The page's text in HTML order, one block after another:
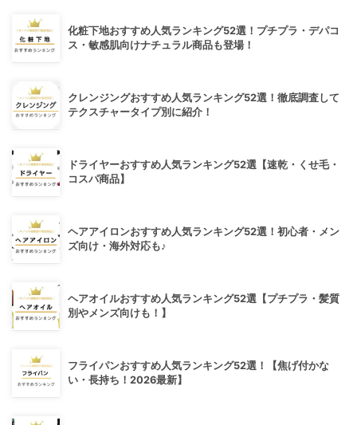
化粧下地おすすめ人気ランキング52選！プチプラ・デパコ
ス・敏感肌向けナチュラル商品も登場！
クレンジングおすすめ人気ランキング52選！徹底調査して
テクスチャータイプ別に紹介！
ドライヤーおすすめ人気ランキング52選【速乾・くせ毛・
コスパ商品】
ヘアアイロンおすすめ人気ランキング52選！初心者・メン
ズ向け・海外対応も♪
ヘアオイルおすすめ人気ランキング52選【プチプラ・髪質
別やメンズ向けも！】
フライパンおすすめ人気ランキング52選！【焦げ付かな
い・長持ち！2026最新】